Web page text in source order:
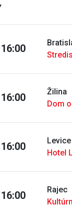
16:00
16:00
Žilina
Dom
16:00
Levice
Hotel
16:00
Rajec